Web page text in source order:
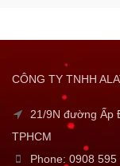
CÔNG TY TNHH
21/9N đường Ấp
TPHCM
Phone: 0908